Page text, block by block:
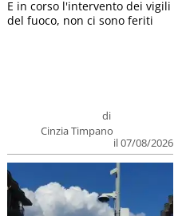
di
Cinzia Timpano
il 07/08/2026
E in corso l'intervento dei vigili
del fuoco, non ci sono feriti